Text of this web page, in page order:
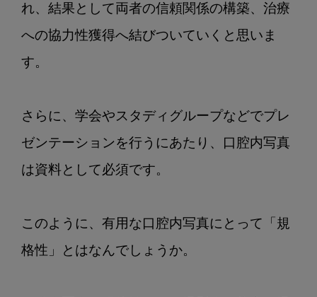
規
格
性
と
れ、結果として両者の信頼関係の構築、治療
への協力性獲得へ結びついていくと思いま
す。
さらに、学会やスタディグループなどでプレ
ゼンテーションを行うにあたり、口腔内写真
は資料として必須です。
このように、有用な口腔内写真にとって「規
格性」とはなんでしょうか。